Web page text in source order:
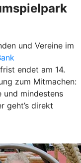
und Vereine im
endet am 14.
zum Mitmachen:
und mindestens
geht’s direkt